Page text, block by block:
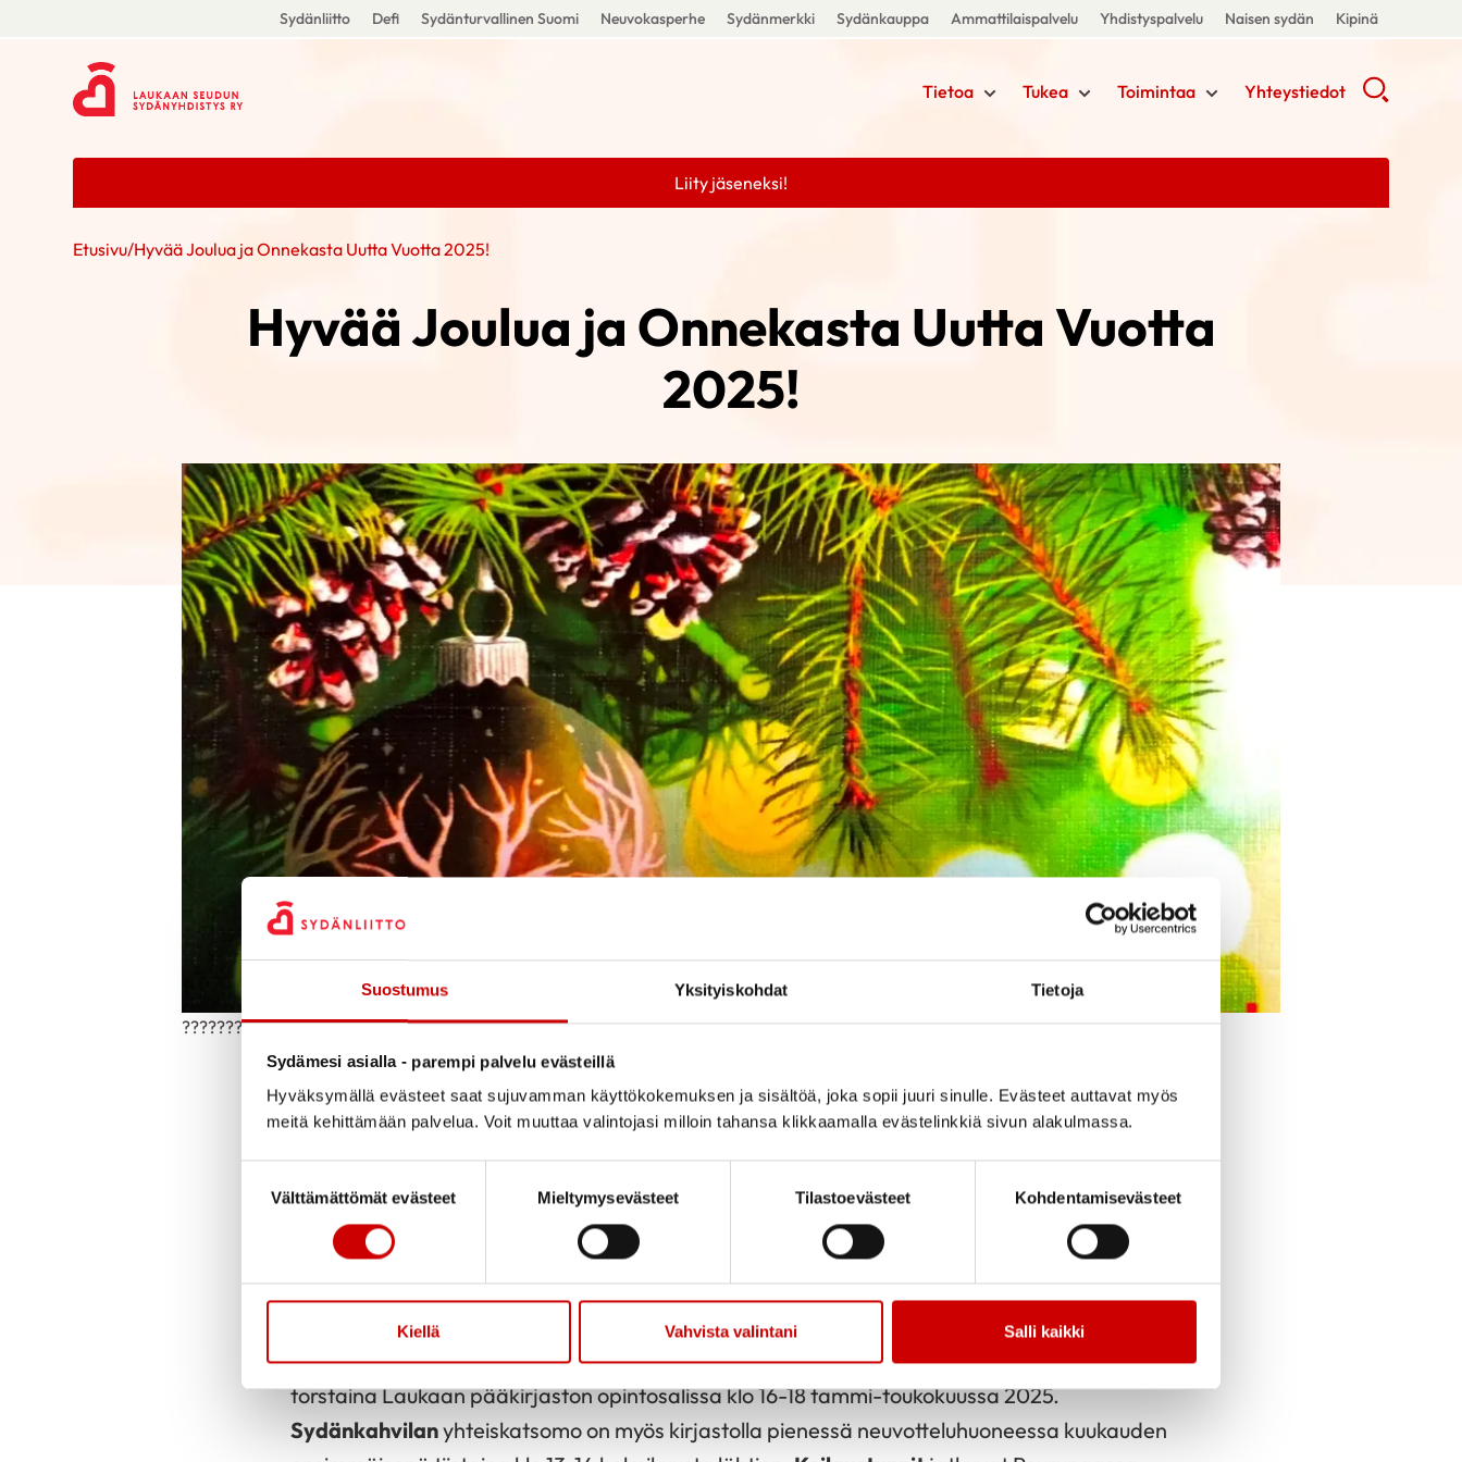
Suostumus Yksityiskohdat Tietoja
Sydämesi asialla - parempi palvelu evästeillä
Hyväksymällä evästeet saat sujuvamman käyttökokemuksen ja sisältöä, joka sopii juuri sinulle. Evästeet auttavat myös
meitä kehittämään palvelua. Voit muuttaa valintojasi milloin tahansa klikkaamalla evästelinkkiä sivun alakulmassa.
Välttämättömät evästeet
Mieltymysevästeet Tilastoevästeet Kohdentamisevästeet
Kiellä Vahvista valintani Salli kaikki
Sydänliitto Defi Sydänturvallinen Suomi Neuvokasperhe Sydänmerkki Sydänkauppa Ammattilaispalvelu Yhdistyspalvelu Naisen sydän Kipinä
Tietoa Tukea Toimintaa Yhteystiedot
Liity jäseneksi!
Etusivu/Hyvää Joulua ja Onnekasta Uutta Vuotta 2025!
Hyvää Joulua ja Onnekasta Uutta Vuotta
2025!
Marketta Y-S
Julkaistu 17.12.2024
Päivitetty 19.12.2024
Jaa sivu Jaa Whatsapp
Jaa Facebook
Jaa TwitterJaa Linkedin
Jaa EmailJaa Print
????????????
kaikille Rauhallista Joulua ja Onnekasta Uutta Vuotta 2025!
Toimintamme jatkuu ensi vuonna uuden puheenjohtajan
johdolla. Hallitus
kokoontuu järjestäytymiskokoukseen 7.1.2025.Sydänkerhokokoontuu kuukaudentoisena
torstaina Laukaan pääkirjaston opintosalissa klo 16-18 tammi-toukokuussa 2025.
Sydänkahvilanyhteiskatsomo on myös kirjastolla pienessä neuvotteluhuoneessa kuukauden